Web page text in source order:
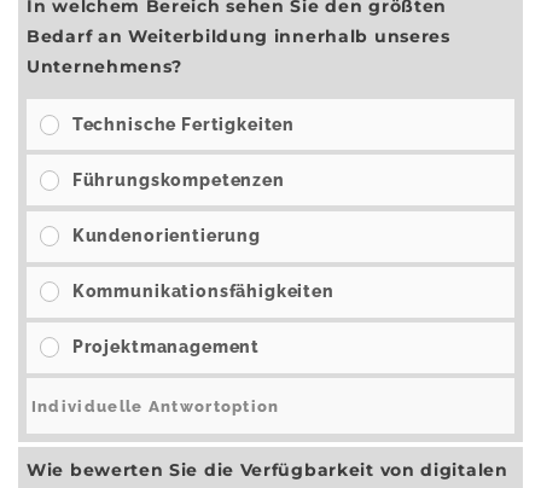
In welchem Bereich sehen Sie den größten
Bedarf an Weiterbildung innerhalb unseres
Unternehmens?
Technische Fertigkeiten
Führungskompetenzen
Kundenorientierung
Kommunikationsfähigkeiten
Projektmanagement
Wie bewerten Sie die Verfügbarkeit von digitalen